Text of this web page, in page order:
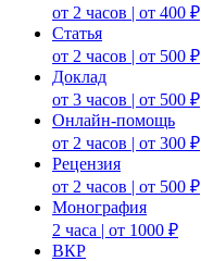
от 2 часов | от 400 ₽
Статья
от 2 часов | от 500 ₽
Доклад
от 3 часов | от 500 ₽
Онлайн-помощь
от 2 часов | от 300 ₽
Рецензия
от 2 часов | от 500 ₽
Монография
2 часа | от 1000 ₽
ВКР